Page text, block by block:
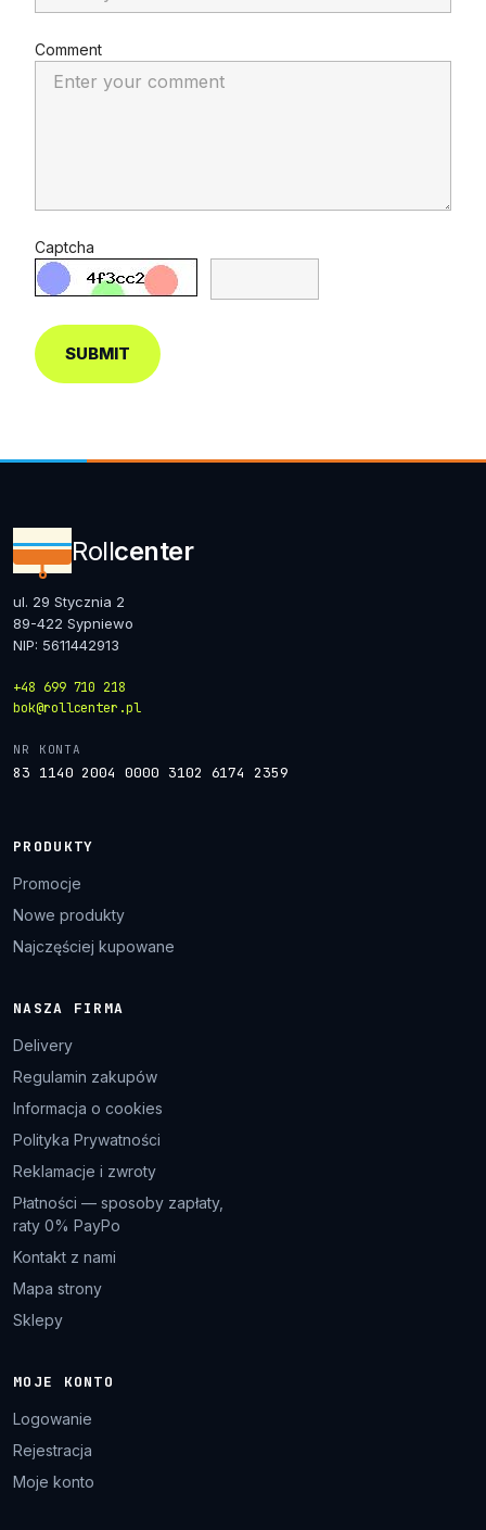
Comment
Captcha
SUBMIT
Rollcenter
ul. 29 Stycznia 2
89-422 Sypniewo
NIP: 5611442913
+48 699 710 218
bok@rollcenter.pl
NR KONTA
83 1140 2004 0000 3102 6174 2359
PRODUKTY
Promocje
Nowe produkty
Najczęściej kupowane
NASZA FIRMA
Delivery
Regulamin zakupów
Informacja o cookies
Polityka Prywatności
Reklamacje i zwroty
Płatności — sposoby zapłaty,
raty 0% PayPo
Kontakt z nami
Mapa strony
Sklepy
MOJE KONTO
Logowanie
Rejestracja
Moje konto